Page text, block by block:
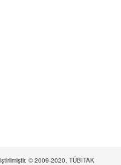
© 2009-2020, TÜBİTAK